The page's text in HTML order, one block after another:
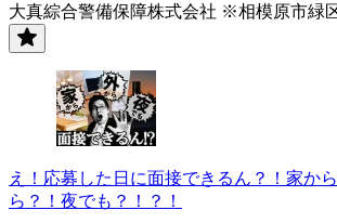
大真綜合警備保障株式会社 ※相模原市緑
え！応募した日に面接できるん？！家か
ら？！夜でも？！？！